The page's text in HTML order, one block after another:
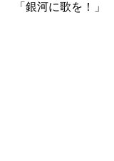
「銀河に歌を！」